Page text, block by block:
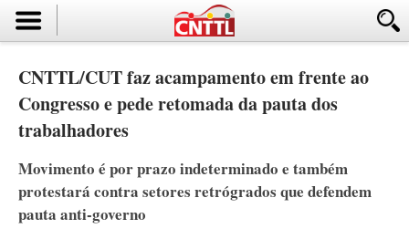
CNTTL/CUT faz acampamento em frente ao
Congresso e pede retomada da pauta dos
trabalhadores
Movimento é por prazo indeterminado e também
protestará contra setores retrógrados que defendem
pauta anti-governo